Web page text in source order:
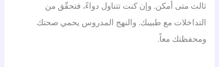
ثالث متى أمكن. وإن كنت تتناول دواءً، فتحقّق من
التداخلات مع طبيبك. والنهج المدروس يحمي صحتك
ومحفظتك معاً.